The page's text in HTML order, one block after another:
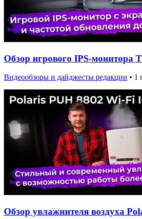
Обзор игрового IPS-монитора
Видеообзоры и дайджесты редакции • 1
Обзор увлажнителя воздуха